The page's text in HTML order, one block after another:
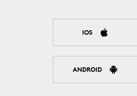
IOS
ANDROID